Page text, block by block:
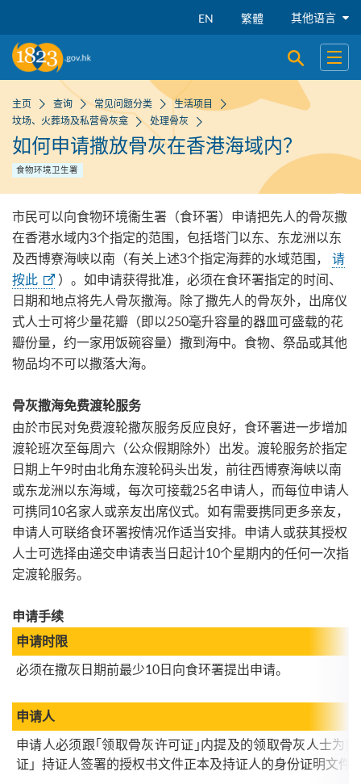
EN 繁體 其他语言
开启搜寻
开启
主页 查询 常见问题分类
生活项目
坟场、火葬场及私营骨灰龛
处理骨灰
如何申请撒放骨灰在香港海域内？
食物环境卫生署
市民可以向食物环境衞生署（食环署）申请把先人的骨灰撒
在香港水域内3个指定的范围，包括塔门以东、东龙洲以东
及西博寮海峡以南（有关上述3个指定海葬的水域范围， 请
按此
）。如申请获得批准，必须在食环署指定的时间、
日期和地点将先人骨灰撒海。除了撒先人的骨灰外，出席仪
式人士可将少量花瓣（即以250毫升容量的器皿可盛载的花
瓣份量，约一家用饭碗容量）撒到海中。食物、祭品或其他
物品均不可以撒落大海。
骨灰撒海免费渡轮服务
由於市民对免费渡轮撒灰服务反应良好，食环署进一步增加
渡轮班次至每周六（公众假期除外）出发。渡轮服务於指定
日期上午9时由北角东渡轮码头出发，前往西博寮海峡以南
或东龙洲以东海域，每次可接载25名申请人，而每位申请人
可携同10名家人或亲友出席仪式。如有需要携同更多亲友，
申请人可联络食环署按情况作适当安排。申请人或获其授权
人士可选择由递交申请表当日起计10个星期内的任何一次指
定渡轮服务。
申请手续
申请时限
必须在撒灰日期前最少10日向食环署提出申请。
申请人
申请⼈必须跟｢领取骨灰许可证｣内提及的领取骨灰⼈⼠为
证」持证人签署的授权书文件正本及持证人的身份证明文件